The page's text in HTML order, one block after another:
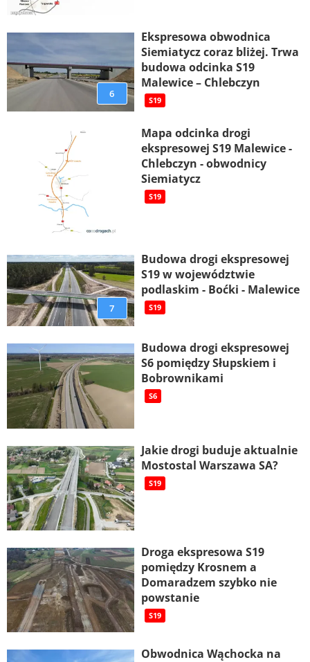
6
Ekspresowa obwodnica
Siemiatycz coraz bliżej. Trwa
budowa odcinka S19
Malewice – Chlebczyn
S19
Mapa odcinka drogi
ekspresowej S19 Malewice -
Chlebczyn - obwodnicy
Siemiatycz
S19
7
Budowa drogi ekspresowej
S19 w województwie
podlaskim - Boćki - Malewice
S19
Budowa drogi ekspresowej
S6 pomiędzy Słupskiem i
Bobrownikami
S6
Jakie drogi buduje aktualnie
Mostostal Warszawa SA?
S19
Droga ekspresowa S19
pomiędzy Krosnem a
Domaradzem szybko nie
powstanie
S19
Obwodnica Wąchocka na